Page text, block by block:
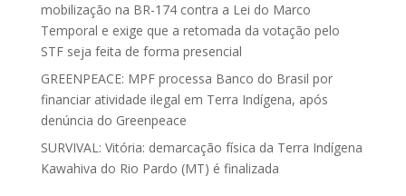
mobilização na BR-174 contra a Lei do Marco
Temporal e exige que a retomada da votação pelo
STF seja feita de forma presencial
GREENPEACE: MPF processa Banco do Brasil por
financiar atividade ilegal em Terra Indígena, após
denúncia do Greenpeace
SURVIVAL: Vitória: demarcação física da Terra Indígena
Kawahiva do Rio Pardo (MT) é finalizada